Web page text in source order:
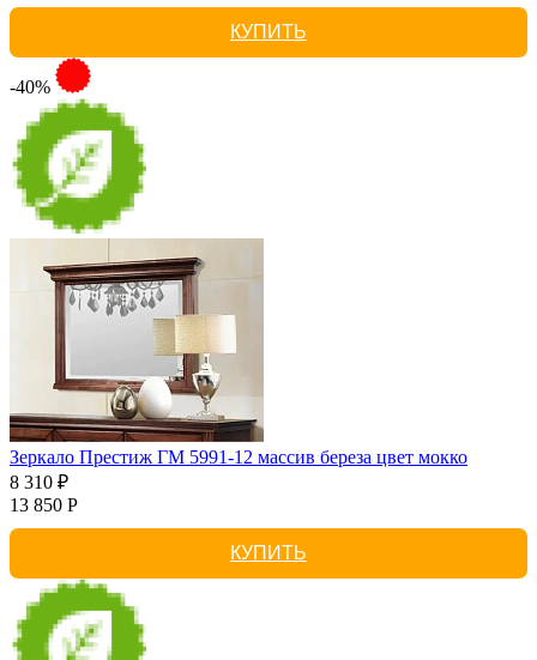
КУПИТЬ
-40%
Зеркало Престиж ГМ 5991-12 массив береза цвет мокко
8 310 ₽
13 850 Р
КУПИТЬ